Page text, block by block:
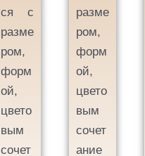
ся с
разме
ром,
форм
ой,
цвето
вым
сочет
разме
ром,
форм
ой,
цвето
вым
сочет
ание